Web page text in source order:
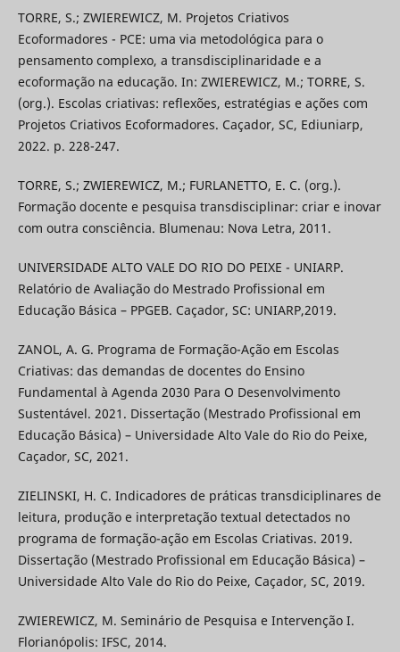
TORRE, S.; ZWIEREWICZ, M. Projetos Criativos
Ecoformadores - PCE: uma via metodológica para o
pensamento complexo, a transdisciplinaridade e a
ecoformação na educação. In: ZWIEREWICZ, M.; TORRE, S.
(org.). Escolas criativas: reflexões, estratégias e ações com
Projetos Criativos Ecoformadores. Caçador, SC, Ediuniarp,
2022. p. 228-247.
TORRE, S.; ZWIEREWICZ, M.; FURLANETTO, E. C. (org.).
Formação docente e pesquisa transdisciplinar: criar e inovar
com outra consciência. Blumenau: Nova Letra, 2011.
UNIVERSIDADE ALTO VALE DO RIO DO PEIXE - UNIARP.
Relatório de Avaliação do Mestrado Profissional em
Educação Básica – PPGEB. Caçador, SC: UNIARP,2019.
ZANOL, A. G. Programa de Formação-Ação em Escolas
Criativas: das demandas de docentes do Ensino
Fundamental à Agenda 2030 Para O Desenvolvimento
Sustentável. 2021. Dissertação (Mestrado Profissional em
Educação Básica) – Universidade Alto Vale do Rio do Peixe,
Caçador, SC, 2021.
ZIELINSKI, H. C. Indicadores de práticas transdiciplinares de
leitura, produção e interpretação textual detectados no
programa de formação-ação em Escolas Criativas. 2019.
Dissertação (Mestrado Profissional em Educação Básica) –
Universidade Alto Vale do Rio do Peixe, Caçador, SC, 2019.
ZWIEREWICZ, M. Seminário de Pesquisa e Intervenção I.
Florianópolis: IFSC, 2014.